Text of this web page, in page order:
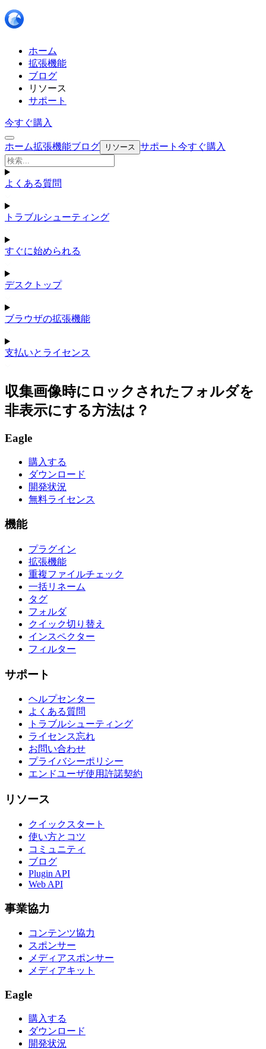
ホーム
拡張機能
ブログ
リソース
サポート
今すぐ購入
ホーム拡張機能ブログ リソース サポート 今すぐ購入
よくある質問
トラブルシューティング
すぐに始められる
デスクトップ
ブラウザの拡張機能
支払いとライセンス
収集画像時にロックされたフォルダを
非表示にする方法は？
Eagle
購入する
ダウンロード
開発状況
無料ライセンス
機能
プラグイン
拡張機能
重複ファイルチェック
一括リネーム
タグ
フォルダ
クイック切り替え
インスペクター
フィルター
サポート
ヘルプセンター
よくある質問
トラブルシューティング
ライセンス忘れ
お問い合わせ
プライバシーポリシー
エンドユーザ使用許諾契約
リソース
クイックスタート
使い方とコツ
コミュニティ
ブログ
Plugin API
Web API
事業協力
コンテンツ協力
スポンサー
メディアスポンサー
メディアキット
Eagle
購入する
ダウンロード
開発状況